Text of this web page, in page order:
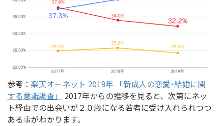
参考： 楽天オーネット 2019年 「新成人の恋愛･結婚に関
する意識調査」
2017年からの推移を見ると、次第にネッ
ト経由での出会いが２０歳になる若者に受け入れられつつ
ある事がわかります。